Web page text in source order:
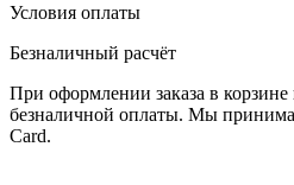
Условия оплаты
Безналичный расчёт
При оформлении заказа в
безналичной оплаты. Мы
Card.